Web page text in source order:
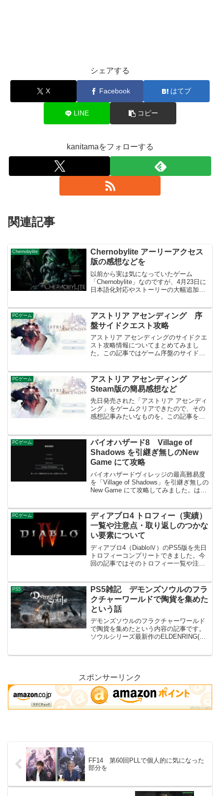
シェアする
X Facebook はてブ
LINE コピー
kanitamaをフォローする
関連記事
Chernobylite
Chernobylite アーリーアクセス
版の感想などを
以前から実は気になっていたゲーム
「Chernobylite」なのですが、4月23日に
日本語化対応やストーリーの大幅追加な
て、これはいい機会だと思いまだアーリ
ーアクセスの...
PCゲーム
アストリア アセンディング 序
盤サイドクエスト攻略
アストリア アセンディングのサイドクエ
スト攻略情報についてまとめてみまし
た。この記事ではゲーム序盤のサイドク
ピックアップしていこうと思ってます。
盗賊へのジレンマ受注条件...
PCゲーム
アストリア アセンディング
Steam版の簡易感想など
先日発売された「アストリア アセンディ
ング」をゲームクリアできたので、その
感想記事みたいなものを。この記事を書
に遊べてないような状態なので、ちゃん
としたゲーム感想記事を...
PCゲーム
バイオハザード8 Village of
Shadows を引継ぎ無しのNew
Game にて攻略
バイオハザードヴィレッジの最高難易度
を「Village of Shadows」を引継ぎ無しの
New Game にて攻略してみました。はじ
ー・実績目当てであれば引継ぎ有り...
PCゲーム
ディアブロ4 トロフィー（実績）
一覧や注意点・取り返しのつかな
い要素について
ディアブロ4（DiabloⅣ）のPS5版を先日
トロフィーコンプリートできました。今
回の記事ではそのトロフィー一覧や注意
一覧トロフィー（Steam版の実績）一覧
は以下の通...
PS5
PS5雑記 デモンズソウルのフラ
クチャーワールドで陶貨を集めた
という話
デモンズソウルのフラクチャーワールド
で陶貨を集めたという内容の記事です。
ソウルシリーズ最新作のELDENRING(エ
スポンサーリンク
FF14 第60回PLLで個人的に気になった
部分を